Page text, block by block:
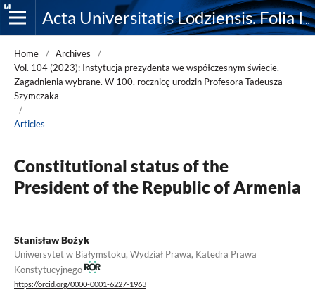
Acta Universitatis Lodziensis. Folia Iuridica
Home / Archives
/
Vol. 104 (2023): Instytucja prezydenta we współczesnym świecie.
Zagadnienia wybrane. W 100. rocznicę urodzin Profesora Tadeusza
Szymczaka
/
Articles
Constitutional status of the
President of the Republic of Armenia
Stanisław Bożyk
Uniwersytet w Białymstoku, Wydział Prawa, Katedra Prawa
Konstytucyjnego
https://orcid.org/0000-0001-6227-1963